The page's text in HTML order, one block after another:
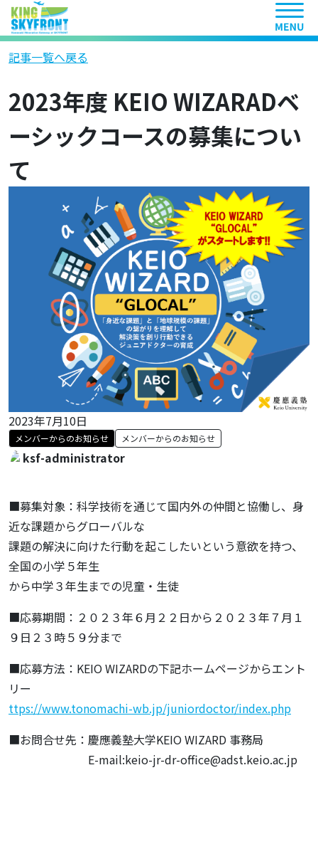
ヘッ
記事一覧へ戻る
2023年度 KEIO WIZARADベ
ーシックコースの募集につい
て
2023年7月10日
メンバーからのお知らせ メンバーからのお知らせ
ksf-administrator
■募集対象：科学技術を通じて国内外の仲間と協働し、身
近な課題からグローバルな
課題の解決に向けた行動を起こしたいという意欲を持つ、
全国の小学５年生
から中学３年生までの児童・生徒
■応募期間：２０２３年６月２２日から２０２３年７月１
９日２３時５９分まで
■応募方法：KEIO WIZARDの下記ホームページからエント
リー
ttps://www.tonomachi-wb.jp/juniordoctor/index.php
■お問合せ先：慶應義塾大学KEIO WIZARD 事務局
E-mail:keio-jr-dr-office@adst.keio.ac.jp